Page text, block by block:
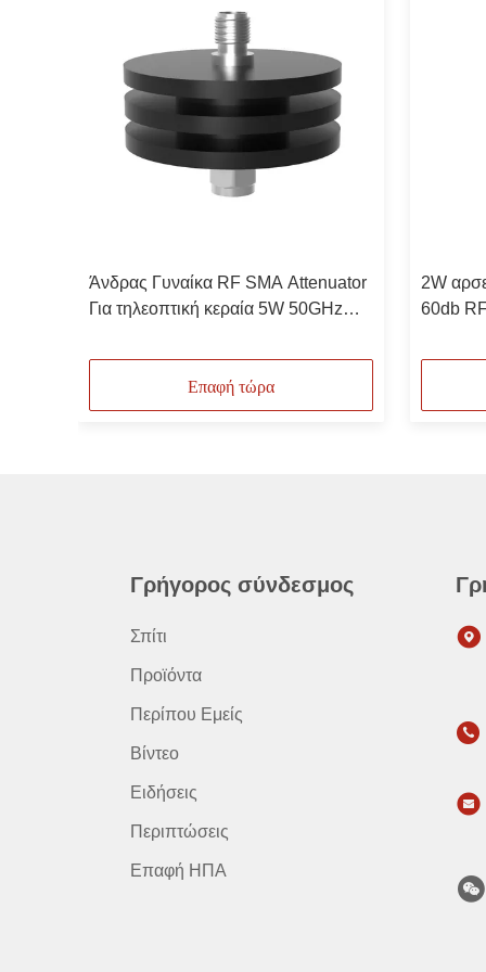
Άνδρας Γυναίκα RF SMA Attenuator
Για τηλεοπτική κεραία 5W 50GHz
Επαφή τώρα
2W
60db
Γρήγορος σύνδεσμος
Σπίτι
Προϊόντα
Περίπου Εμείς
Βίντεο
Ειδήσεις
Περιπτώσεις
Επαφή ΗΠΑ